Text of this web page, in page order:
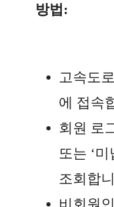
방법:
고속도
에 접속
회원 로
또는 ‘미
조회합